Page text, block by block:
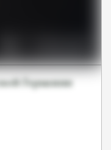
Германии